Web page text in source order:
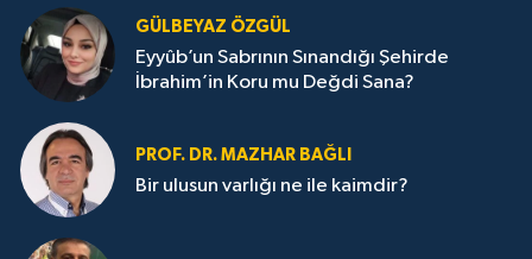
GÜLBEYAZ ÖZGÜL
Eyyûb’un Sabrının Sınandığı Şehirde
İbrahim’in Koru mu Değdi Sana?
PROF. DR. MAZHAR BAĞLI
Bir ulusun varlığı ne ile kaimdir?